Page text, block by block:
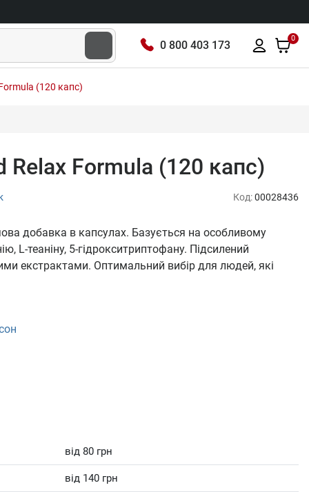
0 800 403 173
0
(120 капс)
Relax Formula (120 капс)
Код:00028436
добавка в капсулах. Базується на особливому
L-теаніну, 5-гідрокситриптофану. Підсилений
екстрактами. Оптимальний вибір для людей, які
від 80 грн
від 140 грн